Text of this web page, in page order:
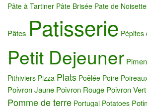
Pâte à Tartiner Pâte Brisée Pate de
Pâtes Patisserie Pépites
Petit Dejeuner
Pithiviers Pizza Plats Poêlée Poire
Poivron Jaune Poivron Rouge Poivron Vert
Pomme de terre Portugal Potatoes